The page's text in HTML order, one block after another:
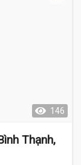
146
Thạnh,